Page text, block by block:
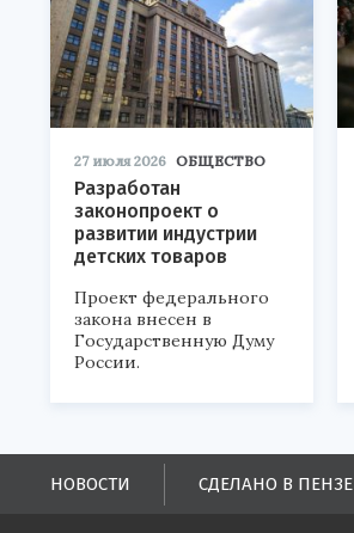
27 июля 2026 ОБЩЕСТВО
Разработан
законопроект о
развитии индустрии
детских товаров
Проект федерального
закона внесен в
Государственную Думу
России.
НОВОСТИ СДЕЛАНО В ПЕНЗЕ